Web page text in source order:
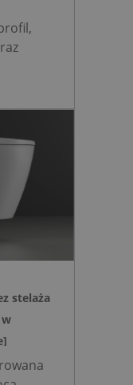
na
stelaża